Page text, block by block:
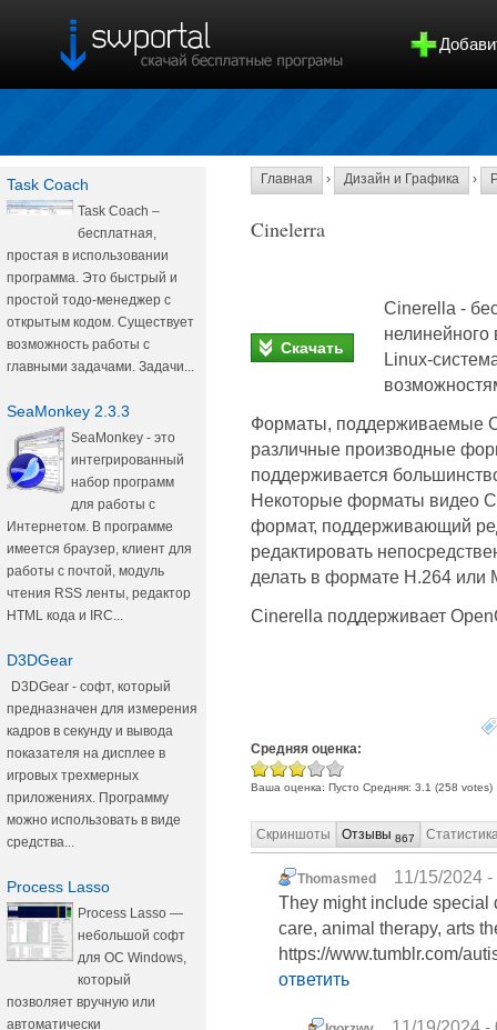
Task Coach
Task Coach –
бесплатная,
простая в использовании
программа. Это быстрый и
простой тодо-менеджер с
открытым кодом. Существует
возможность работы с
главными задачами. Задачи...
SeaMonkey 2.3.3
SeaMonkey - это
интегрированный
набор программ
для работы с
Интернетом. В программе
имеется браузер, клиент для
работы с почтой, модуль
чтения RSS ленты, редактор
HTML кода и IRC...
D3DGear
D3DGear - софт, который
предназначен для измерения
кадров в секунду и вывода
показателя на дисплее в
игровых трехмерных
приложениях. Программу
можно использовать в виде
средства...
Process Lasso
Process Lasso —
небольшой софт
для ОС Windows,
который
позволяет вручную или
автоматически
Главная › Дизайн и Графика ›
Cinelerra
Скачать
Cinerella -
Linux-
Форматы, поддерживаемые
различные производные
поддерживается
Некоторые форматы видео
формат, поддерживающий
редактировать
делать в формате H.264 или
Cinerella поддерживает
Средняя оценка:
Ваша оценка: Пусто Средняя: 3.1 (258 votes)
Скриншоты Отзывы 867
Thomasmed
11/15/2024 -
They might include special
care, animal therapy, arts
https://www.tumblr.com/
ответить